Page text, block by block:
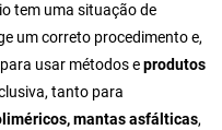
tem uma situação de
um correto procedimento e,
usar métodos eprodutos
tanto para
mantas asfálticas,